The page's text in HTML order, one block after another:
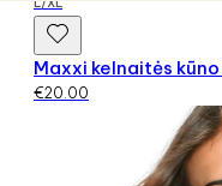
Maxxi kelnaitės
€20.00